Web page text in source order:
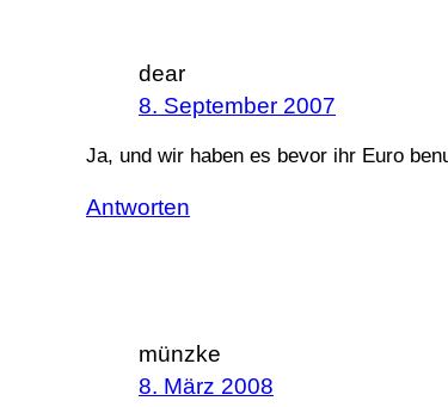
dear
8. September 2007
Ja, und wir haben es bevor ihr Euro
Antworten
münzke
8. März 2008